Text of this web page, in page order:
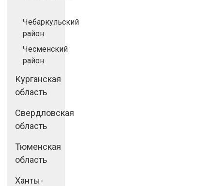
Чебаркульский
район
Чесменский
район
Курганская
область
Свердловская
область
Тюменская
область
Ханты-